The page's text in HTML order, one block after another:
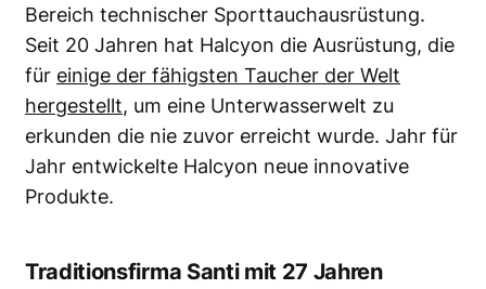
Bereich technischer Sporttauchausrüstung.
Seit 20 Jahren hat Halcyon die Ausrüstung, die
für einige der fähigsten Taucher der Welt
hergestellt, um eine Unterwasserwelt zu
erkunden die nie zuvor erreicht wurde. Jahr für
Jahr entwickelte Halcyon neue innovative
Produkte.
Traditionsfirma Santi mit 27 Jahren